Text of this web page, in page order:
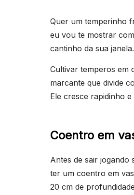
Quer um temperinho
eu vou te mostrar
cantinho da sua janela.
Cultivar temperos em
marcante que divide
Ele cresce rapidinho
Coentro em
Antes de sair
ter um coentro em
20 cm de